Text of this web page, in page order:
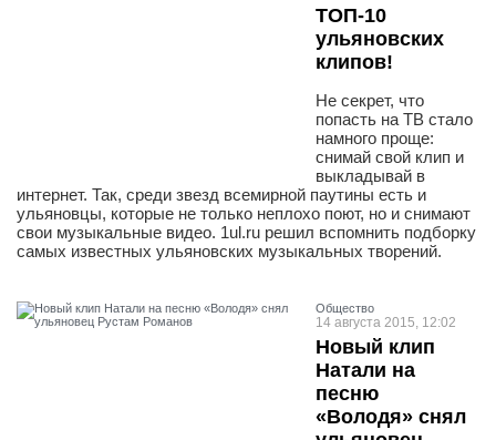
ТОП-10
ульяновских
клипов!
Не секрет, что
попасть на ТВ стало
намного проще:
снимай свой клип и
выкладывай в
интернет. Так, среди звезд всемирной паутины есть и
ульяновцы, которые не только неплохо поют, но и снимают
свои музыкальные видео. 1ul.ru решил вспомнить подборку
самых известных ульяновских музыкальных творений.
Общество
14 августа 2015, 12:02
Новый клип
Натали на
песню
«Володя» снял